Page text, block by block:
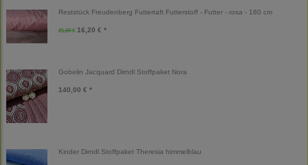
Reststück Freudenberg Futtertaft Futterstoff - Futter - rosa - 180 cm
21,60 € 16,20 € *
Gobelin Jacquard Dirndl Stoffpaket Nora
140,00 € *
Kinder Dirndl Stoffpaket Theresia himmelblau